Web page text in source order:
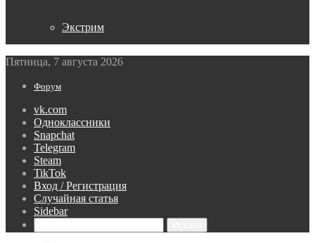
Экстрим
Пятница, 7 августа 2026
Форум
vk.com
Одноклассники
Snapchat
Telegram
Steam
TikTok
Вход / Регистрация
Случайная статья
Sidebar